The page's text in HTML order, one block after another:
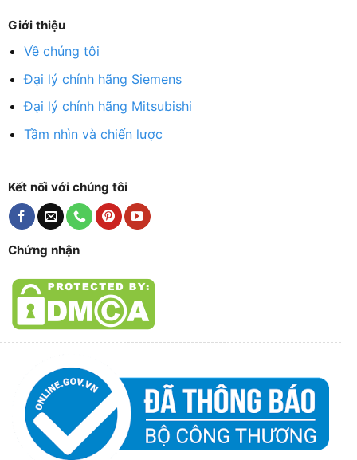
Giới thiệu
Về chúng tôi
Đại lý chính hãng Siemens
Đại lý chính hãng Mitsubishi
Tầm nhìn và chiến lược
Kết nối với chúng tôi
Chứng nhận